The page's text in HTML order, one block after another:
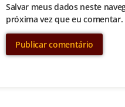
Salvar meus dados neste
próxima vez que eu comentar.